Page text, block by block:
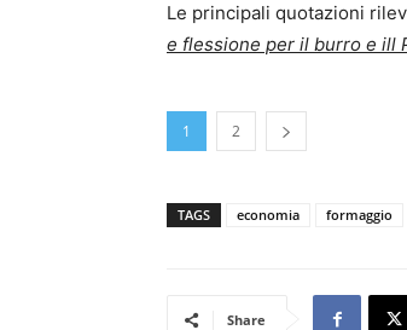
Le principali quotazioni
e flessione per il burro e ill
1 2
TAGS economia formaggio
Share